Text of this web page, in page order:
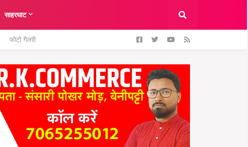
साहरघाट
फोटो गैलरी